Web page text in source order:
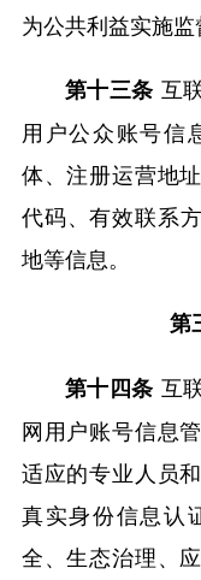
为公共利益实施监
第十三条 互
用户公众账号信
体、注册运营地
代码、有效联系
地等信息。
第
第十四条 互
网用户账号信息
适应的专业人员
真实身份信息认
全、生态治理、